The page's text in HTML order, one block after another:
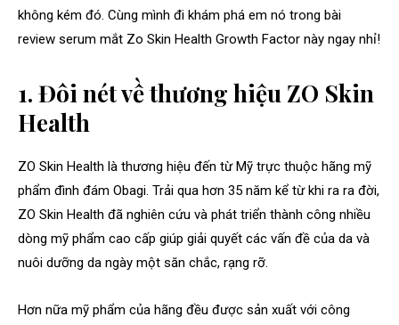
không kém đó. Cùng mình đi khám phá em nó trong bài
review serum mắt Zo Skin Health Growth Factor này ngay nhỉ!
1. Đôi nét về thương hiệu ZO Skin
Health
ZO Skin Health là thương hiệu đến từ Mỹ trực thuộc hãng mỹ
phẩm đình đám Obagi. Trải qua hơn 35 năm kể từ khi ra ra đời,
ZO Skin Health đã nghiên cứu và phát triển thành công nhiều
dòng mỹ phẩm cao cấp giúp giải quyết các vấn đề của da và
nuôi dưỡng da ngày một săn chắc, rạng rỡ.
Hơn nữa mỹ phẩm của hãng đều được sản xuất với công